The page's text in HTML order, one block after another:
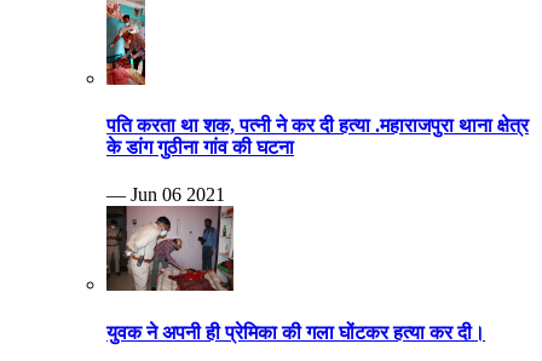
पति करता था शक, पत्नी ने कर दी हत्या .महाराजपुरा थाना क्षेत्र
के डांग गुठीना गांव की घटना
— Jun 06 2021
युवक ने अपनी ही प्रेमिका की गला घोंटकर हत्या कर दी।